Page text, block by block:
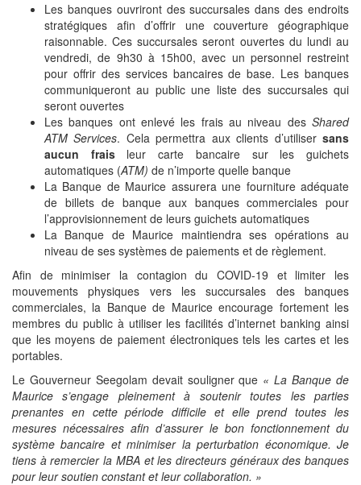
Les banques ouvriront des succursales dans des endroits
stratégiques afin d’offrir une couverture géographique
raisonnable. Ces succursales seront ouvertes du lundi au
vendredi, de 9h30 à 15h00, avec un personnel restreint
pour offrir des services bancaires de base. Les banques
communiqueront au public une liste des succursales qui
seront ouvertes
Les banques ont enlevé les frais au niveau des Shared
ATM Services. Cela permettra aux clients d’utilisersans
aucun fraisleur carte bancaire sur les guichets
automatiques (ATM) de n’importe quelle banque
La Banque de Maurice assurera une fourniture adéquate
de billets de banque aux banques commerciales pour
l’approvisionnement de leurs guichets automatiques
La Banque de Maurice maintiendra ses opérations au
niveau de ses systèmes de paiements et de règlement.
Afin de minimiser la contagion du COVID-19 et limiter les
mouvements physiques vers les succursales des banques
commerciales, la Banque de Maurice encourage fortement les
membres du public à utiliser les facilités d’internet banking ainsi
que les moyens de paiement électroniques tels les cartes et les
portables.
Le Gouverneur Seegolam devait souligner que « La Banque de
Maurice s’engage pleinement à soutenir toutes les parties
prenantes en cette période difficile et elle prend toutes les
mesures nécessaires afin d’assurer le bon fonctionnement du
système bancaire et minimiser la perturbation économique. Je
tiens à remercier la MBA et les directeurs généraux des banques
pour leur soutien constant et leur collaboration. »